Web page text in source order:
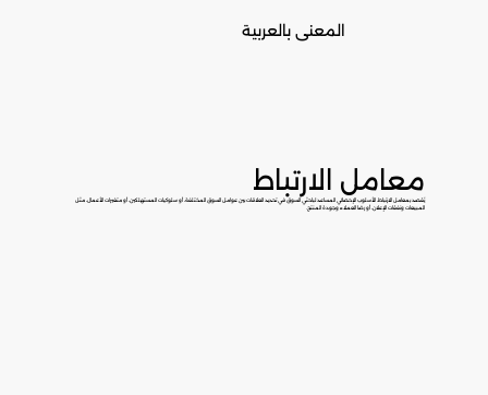
المعنى بالعربية
معامل الارتباط
يُقصد بمعامل الارتباط، الأسلوب الإحصائي المساعد لباحثي السوق في تحديد العلاقات بين عوامل السوق المختلفة، أو سلوكيات المستهلكين، أو متغيرات الأعمال، مثل
المبيعات ونفقات الإعلان، أو رضا العملاء وجودة المنتج.